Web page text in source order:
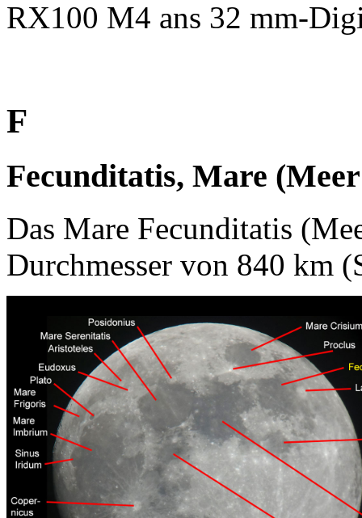
RX100 M4 ans 32 mm-
F
Fecunditatis, Mare
Das Mare Fecunditatis
Durchmesser von 840 km